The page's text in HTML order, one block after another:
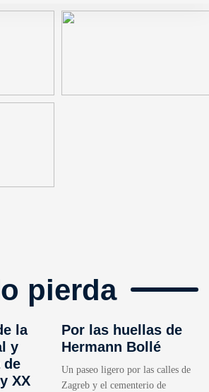
pierda
la
y
de
XX
Por las huellas de
Hermann Bollé
Un paseo ligero por las calles de
Zagreb y el cementerio de